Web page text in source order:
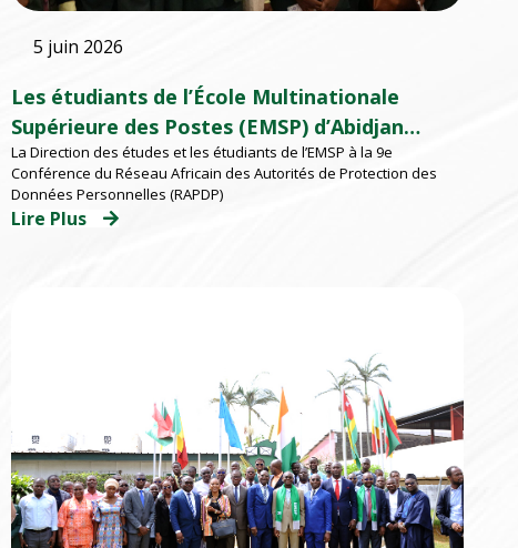
5 juin 2026
Les étudiants de l’École Multinationale
Supérieure des Postes (EMSP) d’Abidjan
participent à la 9e Conférence du au RAPDP
2026 organisé par l’ARTCI
La Direction des études et les étudiants de l’EMSP à la 9e
Conférence du Réseau Africain des Autorités de Protection des
Données Personnelles (RAPDP)
Lire Plus